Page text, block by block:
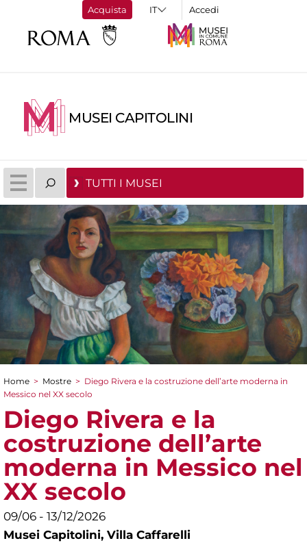
Acquista Accedi
MUSEI CAPITOLINI
TUTTI I MUSEI
Tu sei qui
Home > Mostre > Diego Rivera e la costruzione dell’arte moderna in
Messico nel XX secolo
Diego Rivera e la
costruzione dell’arte
moderna in Messico nel
XX secolo
09/06 - 13/12/2026
Musei Capitolini, Villa Caffarelli